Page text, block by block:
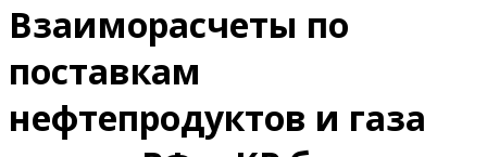
Взаиморасчеты по
поставкам
нефтепродуктов и газа